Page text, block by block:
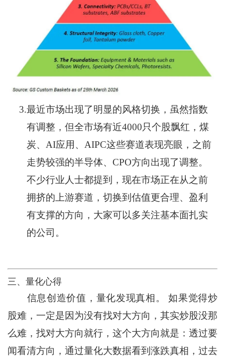
3.最近市场出现了明显的风格切换，虽然指数
有调整，但全市场有近4000只个股飘红，煤
炭、AI应用、AIPC这些赛道表现亮眼，之前
走势较强的半导体、CPO方向出现了调整。
不少行业人士都提到，现在市场正在从之前
拥挤的上游赛道，切换到估值更合理、盈利
有支撑的方向，大家可以多关注基本面扎实
的公司。
三、量化心得
信息创造价值，量化发现真相。 如果觉得炒
股难，一定是因为没有找对大方向，其实炒股没那
么难，找对大方向就行，这个大方向就是：透过要
闻看清方向，通过量化大数据看到涨跌真相，过去